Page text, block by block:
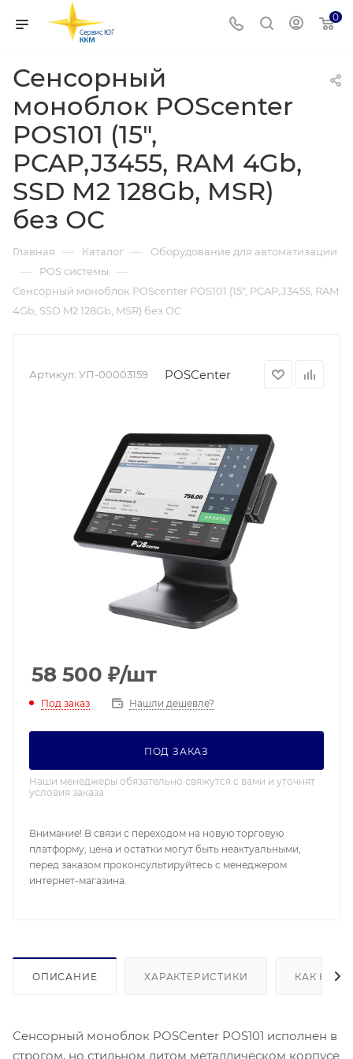
0
Сенсорный
моноблок POScenter
POS101 (15",
PCAP,J3455, RAM 4Gb,
SSD M2 128Gb, MSR)
без ОС
Главная — Каталог — Оборудование для автоматизации
— POS системы —
Сенсорный моноблок POScenter POS101 (15", PCAP,J3455, RAM
4Gb, SSD M2 128Gb, MSR) без ОС
Артикул: УП-00003159 POSCenter
58 500 ₽/шт
Под заказ Нашли дешевле?
ПОД ЗАКАЗ
Наши менеджеры обязательно свяжутся с вами и уточнят
условия заказа
Внимание! В связи с переходом на новую торговую
платформу, цена и остатки могут быть неактуальными,
перед заказом проконсультируйтесь с менеджером
интернет-магазина.
ОПИСАНИЕ ХАРАКТЕРИСТИКИ КАК
Сенсорный моноблок POSCenter POS101 исполнен в
строгом, но стильном литом металлическом корпусе